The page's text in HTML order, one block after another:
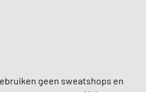
geen sweatshops en